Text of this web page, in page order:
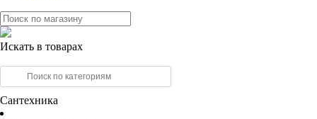
Искать в товарах
Сантехника